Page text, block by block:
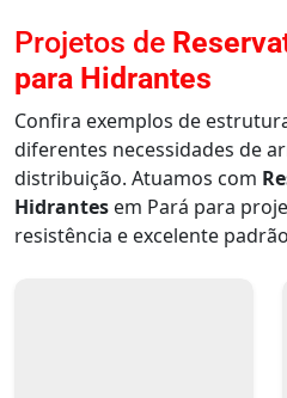
Projetos de
para Hidrantes
Confira exemplos de
diferentes necessidades de
distribuição. Atuamos com
Hidrantes em Pará para
resistência e excelente